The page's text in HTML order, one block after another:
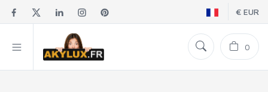
€ EUR
0